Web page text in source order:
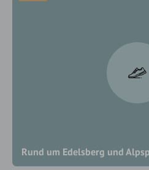
Rund um Edelsberg und